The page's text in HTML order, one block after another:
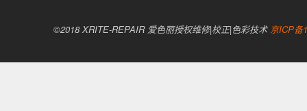
©2018 XRITE-REPAIR 爱色丽授权维修|校正|色彩技术 京ICP备